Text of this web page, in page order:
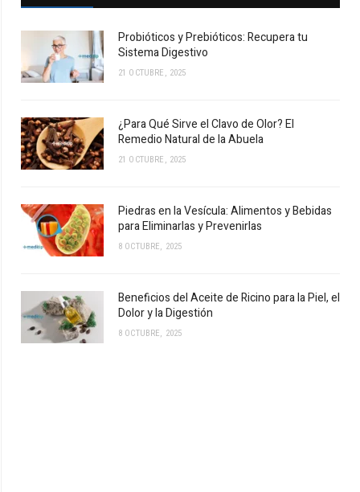
Probióticos y Prebióticos: Recupera tu
Sistema Digestivo
21 OCTUBRE, 2025
¿Para Qué Sirve el Clavo de Olor? El
Remedio Natural de la Abuela
21 OCTUBRE, 2025
Piedras en la Vesícula: Alimentos y Bebidas
para Eliminarlas y Prevenirlas
8 OCTUBRE, 2025
Beneficios del Aceite de Ricino para la Piel, el
Dolor y la Digestión
8 OCTUBRE, 2025